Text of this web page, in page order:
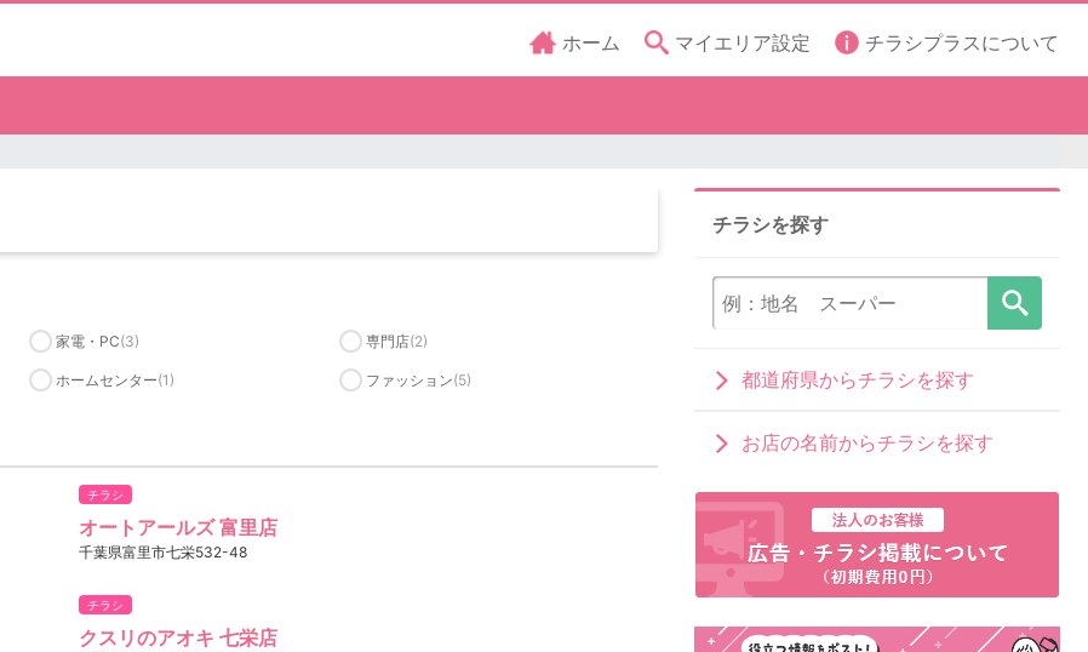
ホーム マイエリア設定 チラシプラスについて
家電・PC(3) 専門店(2)
ホームセンター(1) ファッション(5)
チラシ
オートアールズ 富里店
千葉県富里市七栄532-48
チラシ
クスリのアオキ 七栄店
チラシを探す
都道府県からチラシを探す
お店の名前からチラシを探す